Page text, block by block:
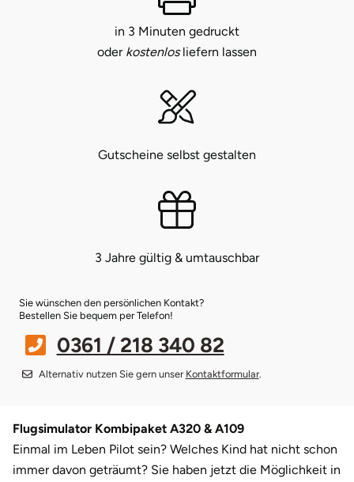
in 3 Minuten gedruckt
oder kostenlosliefern lassen
Gutscheine selbst gestalten
3 Jahre gültig & umtauschbar
Sie wünschen den persönlichen Kontakt?
Bestellen Sie bequem per Telefon!
0361 / 218 340 82
Alternativ nutzen Sie gern unser Kontaktformular.
Flugsimulator Kombipaket A320 & A109
Einmal im Leben Pilot sein? Welches Kind hat nicht schon
immer davon geträumt? Sie haben jetzt die Möglichkeit in
Cottbus
Darmstadt
Dessau
Dietzenbach
Sömmerda
Weimar
Unterwellenborn